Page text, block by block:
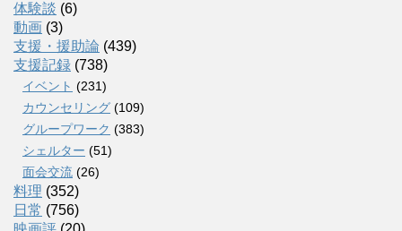
体験談 (6)
動画 (3)
支援・援助論 (439)
支援記録 (738)
イベント (231)
カウンセリング (109)
グループワーク (383)
シェルター (51)
面会交流 (26)
料理 (352)
日常 (756)